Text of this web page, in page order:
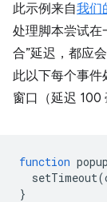
此示例来自我们
处理脚本尝试在
合”延迟，都应
此以下每个事件
窗口（延迟 100
function
setTimeout(
}